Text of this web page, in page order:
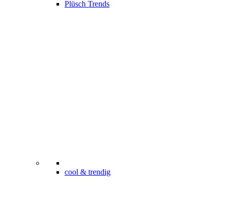
Plüsch Trends
cool & trendig